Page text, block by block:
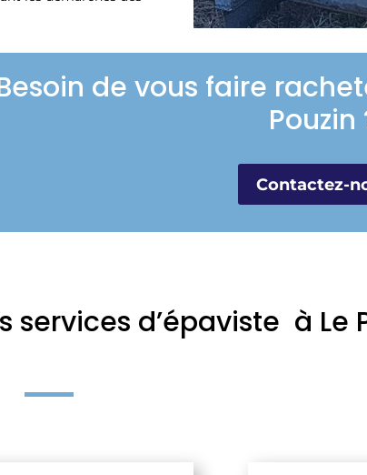
de vous faire
Pouzin
Contactez-
d’épaviste à Le